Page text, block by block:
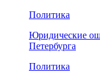
Политика
Юридические
Петербурга
Политика